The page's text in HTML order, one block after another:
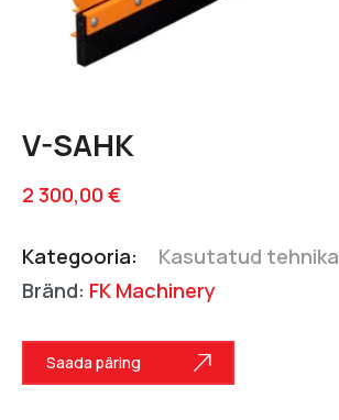
V-SAHK
2 300,00 €
Kategooria:
Kasutatud tehnika
Bränd: FK Machinery
Saada päring